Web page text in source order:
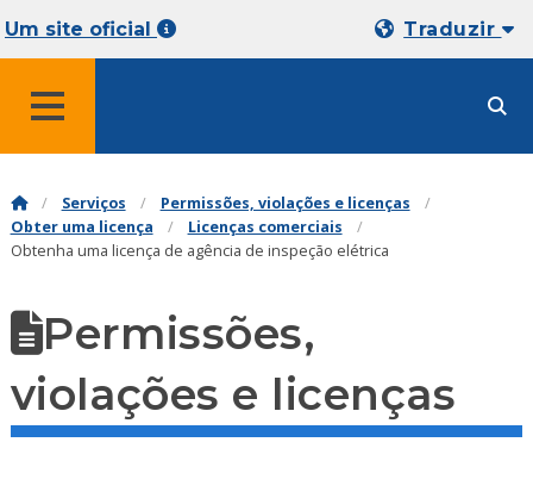
Um site oficial Traduzir
Serviços
Permissões, violações e licenças
Obter uma licença
Licenças comerciais
Obtenha uma licença de agência de inspeção elétrica
Permissões,
violações e licenças